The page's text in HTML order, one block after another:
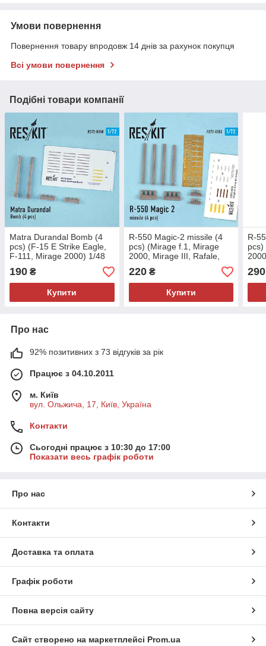
Умови повернення
Повернення товару впродовж 14 днів за рахунок покупця
Всі умови повернення
Подібні товари компанії
Matra Durandal Bomb (4
pcs) (F-15 E Strike Eagle,
F-111, Mirage 2000) 1/48
RES/KIT 72-0050
190 ₴
Купити
R-550 Magic-2 missile (4
pcs) (Mirage f.1, Mirage
2000, Mirage III, Rafale,
Super Etendard)
220₴
Купити
R-
pcs)
290
Про нас
92% позитивних з 73 відгуків за рік
Працює з 04.10.2011
м. Київ
вул. Ольжича, 17, Київ, Україна
Контакти
Сьогодні працює з 10:30 до 17:00
Показати весь графік роботи
Про нас
Контакти
Доставка та оплата
Графік роботи
Повна версія сайту
Сайт створено на маркетплейсі Prom.ua